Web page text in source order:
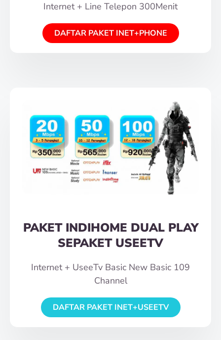
Internet + Line Telepon 300Menit
DAFTAR PAKET INET+PHONE
PAKET INDIHOME DUAL PLAY
SEPAKET USEETV
Internet + UseeTv Basic New Basic 109
Channel
DAFTAR PAKET INET+USEETV